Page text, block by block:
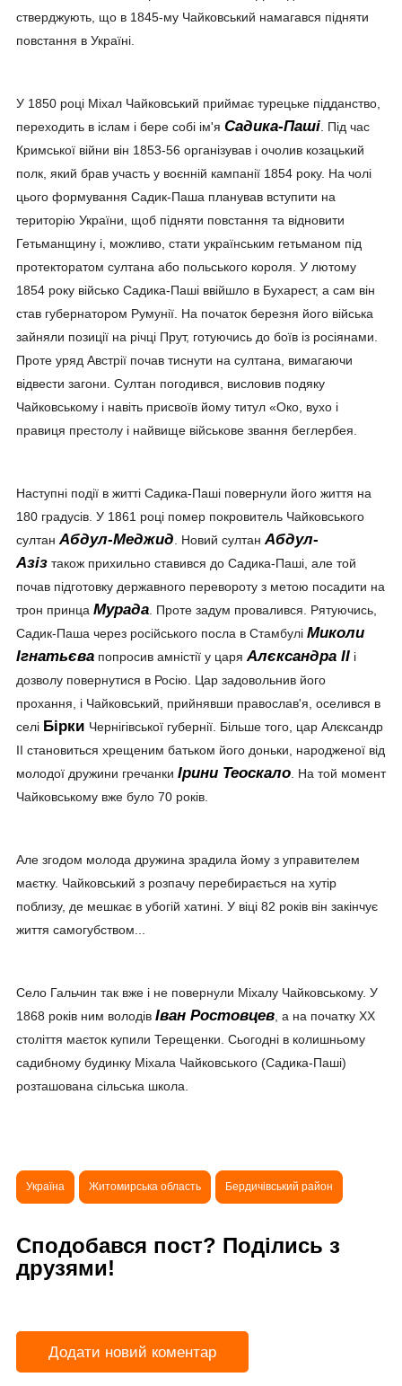
стверджують, що в 1845-му Чайковський намагався підняти
повстання в Україні.
У 1850 році Міхал Чайковський приймає турецьке підданство,
переходить в іслам і бере собі ім'я Садика-Паші. Під час
Кримської війни він 1853-56 організував і очолив козацький
полк, який брав участь у воєнній кампанії 1854 року. На чолі
цього формування Садик-Паша планував вступити на
територію України, щоб підняти повстання та відновити
Гетьманщину і, можливо, стати українським гетьманом під
протекторатом султана або польського короля. У лютому
1854 року військо Садика-Паші ввійшло в Бухарест, а сам він
став губернатором Румунії. На початок березня його війська
зайняли позиції на річці Прут, готуючись до боїв із росіянами.
Проте уряд Австрії почав тиснути на султана, вимагаючи
відвести загони. Султан погодився, висловив подяку
Чайковському і навіть присвоїв йому титул «Око, вухо і
правиця престолу і найвище військове звання беглербея.
Наступні події в житті Садика-Паші повернули його життя на
180 градусів. У 1861 році помер покровитель Чайковського
султанАбдул-Меджид. Новий султанАбдул-
Азіз також прихильно ставився до Садика-Паші, але той
почав підготовку державного перевороту з метою посадити на
трон принца Мурада. Проте задум провалився. Рятуючись,
Садик-Паша через російського посла в Стамбулі Миколи
Ігнатьєва попросив амністії у царяАлєксандра ІІ і
дозволу повернутися в Росію. Цар задовольнив його
прохання, і Чайковський, прийнявши православ'я, оселився в
селі Бірки Чернігівської губернії. Більше того, цар Алєксандр
ІІ становиться хрещеним батьком його доньки, народженої від
молодої дружини гречанки Ірини Теоскало. На той момент
Чайковському вже було 70 років.
Але згодом молода дружина зрадила йому з управителем
маєтку. Чайковський з розпачу перебирається на хутір
поблизу, де мешкає в убогій хатині. У віці 82 років він закінчує
життя самогубством...
Село Гальчин так вже і не повернули Міхалу Чайковському. У
1868 років ним володів Іван Ростовцев, а на початку ХХ
століття маєток купили Терещенки. Сьогодні в колишньому
садибному будинку Міхала Чайковського (Садика-Паші)
розташована сільська школа.
Україна Житомирська область Бердичівський район
Сподобався пост? Поділись з
друзями!
Додати новий коментар